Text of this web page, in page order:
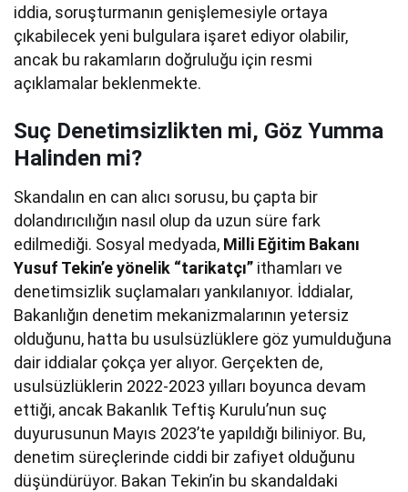
iddia, soruşturmanın genişlemesiyle ortaya
çıkabilecek yeni bulgulara işaret ediyor olabilir,
ancak bu rakamların doğruluğu için resmi
açıklamalar beklenmekte.
Suç Denetimsizlikten mi, Göz Yumma
Halinden mi?
Skandalın en can alıcı sorusu, bu çapta bir
dolandırıcılığın nasıl olup da uzun süre fark
edilmediği. Sosyal medyada, Milli Eğitim Bakanı
Yusuf Tekin’e yönelik “tarikatçı” ithamları ve
denetimsizlik suçlamaları yankılanıyor. İddialar,
Bakanlığın denetim mekanizmalarının yetersiz
olduğunu, hatta bu usulsüzlüklere göz yumulduğuna
dair iddialar çokça yer alıyor. Gerçekten de,
usulsüzlüklerin 2022-2023 yılları boyunca devam
ettiği, ancak Bakanlık Teftiş Kurulu’nun suç
duyurusunun Mayıs 2023’te yapıldığı biliniyor. Bu,
denetim süreçlerinde ciddi bir zafiyet olduğunu
düşündürüyor. Bakan Tekin’in bu skandaldaki